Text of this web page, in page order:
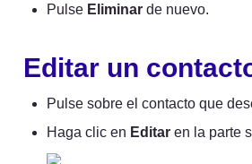
Pulse Eliminar de nuevo.
Editar un
Pulse sobre el contacto que
Haga clic en Editar en la parte